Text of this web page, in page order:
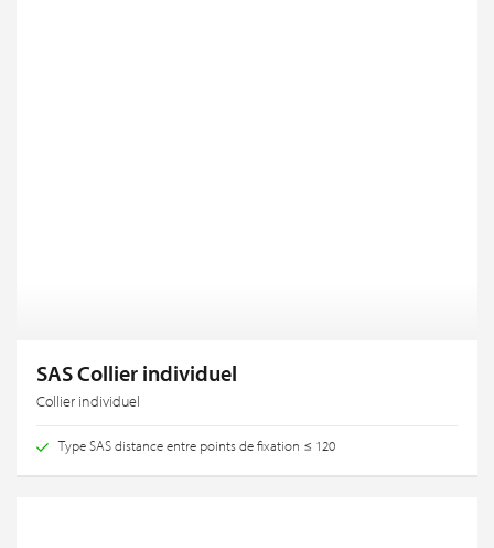
SAS Collier individuel
Collier individuel
Type SAS distance entre points de fixation ≤ 120